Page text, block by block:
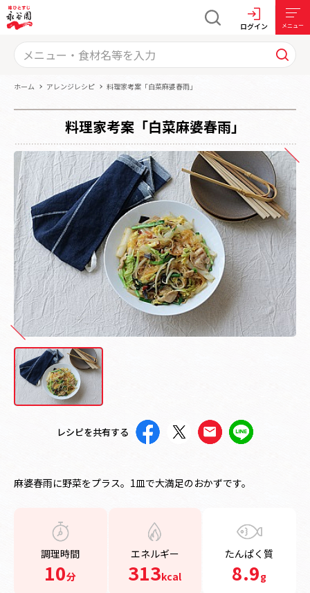
ログイン メニュー
ホーム アレンジレシピ 料理家考案「白菜麻婆春雨」
料理家考案「白菜麻婆春雨」
レシピを共有する
麻婆春雨に野菜をプラス。1皿で大満足のおかずです。
調理時間
10分
エネルギー
313kcal
たんぱく質
8.9g